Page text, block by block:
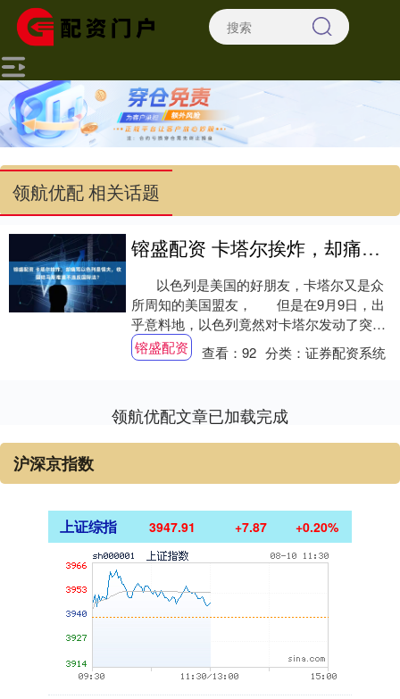
领航优配 相关话题
镕盛配资 卡塔尔挨炸，却痛骂以色列是懦夫，收留哈马斯难道不违反国际法？
以色列是美国的好朋友，卡塔尔又是众
所周知的美国盟友， 但是在9月9日，出
乎意料地，以色列竟然对卡塔尔发动了突然
袭击 。卡塔....
镕盛配资 查看：92 分类：证券配资系统
领航优配文章已加载完成
沪深京指数
上证综指 3947.91 +7.87 +0.20%